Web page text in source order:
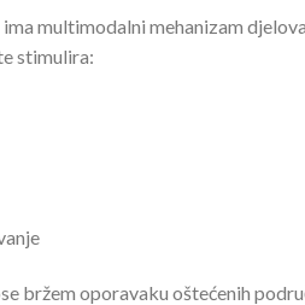
ima multimodalni mehanizam
stimulira:
bržem oporavaku oštećenih